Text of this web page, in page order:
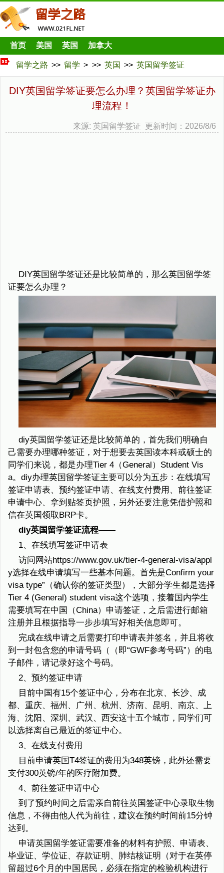
首页 美国 英国 加拿大
留学之路 >> 留学 > >> 英国 >> 英国留学签证
DIY英国留学签证要怎么办理？英国留学签证办
理流程！
来源: 英国留学签证 更新时间：2026/8/6
DIY英国留学签证还是比较简单的，那么英国留学签
证要怎么办理？
diy英国留学签证还是比较简单的，首先我们明确自
己需要办理哪种签证，对于想要去英国读本科或硕士的
同学们来说，都是办理Tier 4（General）Student Vis
a。diy办理英国留学签证主要可以分为五步：在线填写
签证申请表、预约签证申请、在线支付费用、前往签证
申请中心、拿到贴签页护照，另外还要注意凭借护照和
信在英国领取BRP卡。
diy英国留学签证流程——
1、在线填写签证申请表
访问网站https://www.gov.uk/tier-4-general-visa/appl
y选择在线申请填写一些基本问题。首先是Confirm your
visa type”（确认你的签证类型），大部分学生都是选择
Tier 4 (General) student visa这个选项，接着国内学生
需要填写在中国（China）申请签证，之后需进行邮箱
注册并且根据指导一步步填写好相关信息即可。
完成在线申请之后需要打印申请表并签名，并且将收
到一封包含您的申请号码（（即“GWF参考号码”）的电
子邮件，请记录好这个号码。
2、预约签证申请
目前中国有15个签证中心，分布在北京、长沙、成
都、重庆、福州、广州、杭州、济南、昆明、南京、上
海、沈阳、深圳、武汉、西安这十五个城市，同学们可
以选择离自己最近的签证中心。
3、在线支付费用
目前申请英国T4签证的费用为348英镑，此外还需要
支付300英镑/年的医疗附加费。
4、前往签证申请中心
到了预约时间之后需亲自前往英国签证中心录取生物
信息，不得由他人代为前往，建议在预约时间前15分钟
达到。
申请英国留学签证需要准备的材料有护照、申请表、
毕业证、学位证、存款证明、肺结核证明（对于在英停
留超过6个月的中国居民，必须在指定的检验机构进行